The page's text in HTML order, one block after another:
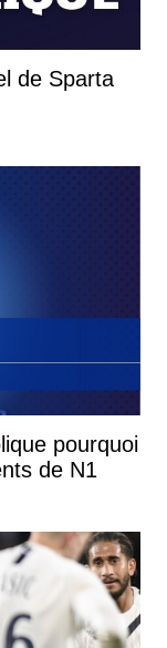
de Sparta
pourquoi
de N1